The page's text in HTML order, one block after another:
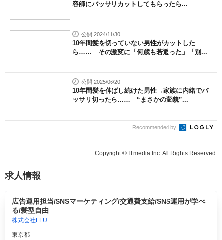
容師にバッサリカットしてもらったら...
公開 2024/11/30
10年間髪を切っていない男性がカットした
ら…… その激変に「何歳も若返った」「別...
公開 2025/06/20
10年間髪を伸ばし続けた男性→家族に内緒でバ
ッサリ切ったら…… “まさかの変貌”...
Recommended by
Copyright © ITmedia Inc. All Rights Reserved.
求人情報
広告運用担当/SNSマーケティング/交通費支給/SNS運用が学べ
る/髪型自由
株式会社FFU
東京都